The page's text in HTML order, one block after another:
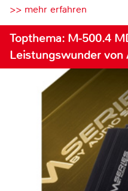
>> mehr erfahren
Topthema: M-500.4
Leistungswunder von